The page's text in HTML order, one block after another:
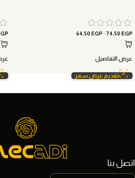
64,50 EGP–74,50 EGP
عرض التفاصيل
تقديم عرض سعر
اتصل بنا